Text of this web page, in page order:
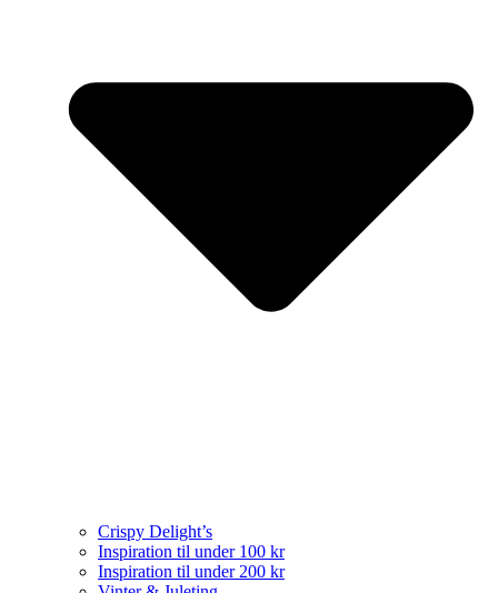
Crispy Delight’s
Inspiration til under 100 kr
Inspiration til under 200 kr